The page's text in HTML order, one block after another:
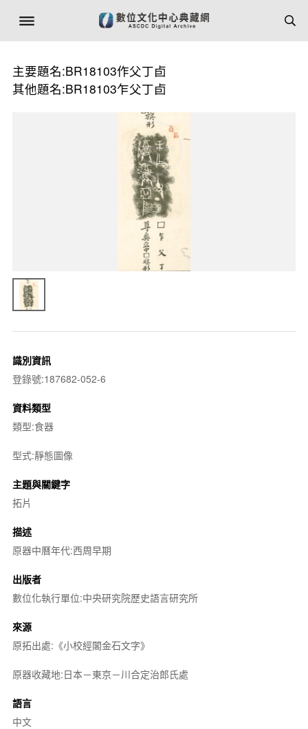
主要題名:BR18103作父丁卣
其他題名:BR18103乍父丁卣
識別資訊
登錄號:187682-052-6
資料類型
類型:食器
型式:靜態圖像
主題與關鍵字
拓片
描述
原器中曆年代:西周早期
出版者
數位化執行單位:中央研究院歷史語言研究所
來源
原拓出處:《小校經閣金石文字》
原器收藏地:日本－東京－川合定治郎氏處
語言
中文